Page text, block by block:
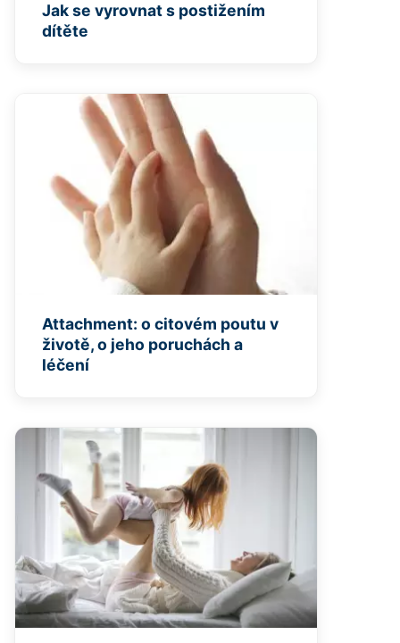
Jak se vyrovnat s postižením
dítěte
Attachment: o citovém poutu v
životě, o jeho poruchách a
léčení